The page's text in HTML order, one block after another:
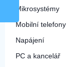
Mikrosystémy
Mobilní telefony
Napájení
PC a kancelář